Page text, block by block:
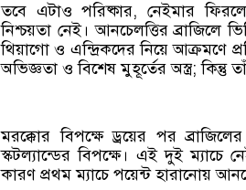
তবে এটাও পরিষ্কার, নেইমার
নিশ্চয়তা নেই। আনচেলত্তির ব্রাজিলে
থিয়াগো ও এন্দ্রিকদের নিয়ে আক্রমণে
অভিজ্ঞতা ও বিশেষ মুহূর্তের অস্ত্র;
মরক্কোর বিপক্ষে ড্রয়ের পর
স্কটল্যান্ডের বিপক্ষে। এই দুই
কারণ প্রথম ম্যাচে পয়েন্ট হারানোয়